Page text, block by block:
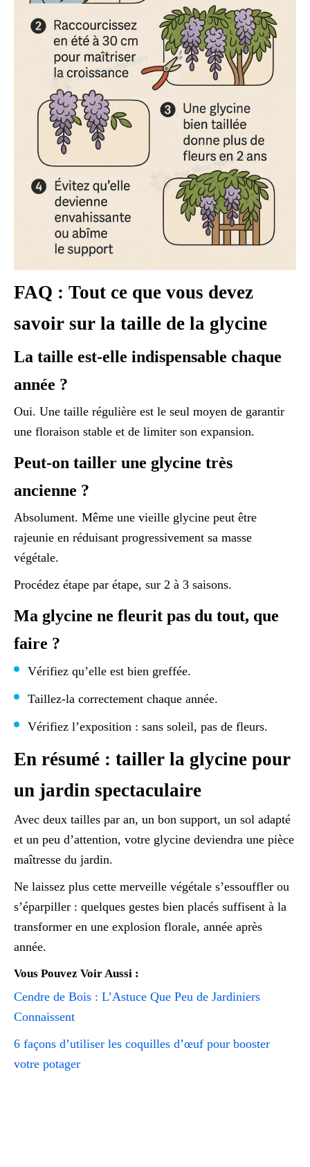
FAQ : Tout ce que vous devez
savoir sur la taille de la glycine
La taille est-elle indispensable chaque
année ?
Oui. Une taille régulière est le seul moyen de garantir
une floraison stable et de limiter son expansion.
Peut-on tailler une glycine très
ancienne ?
Absolument. Même une vieille glycine peut être
rajeunie en réduisant progressivement sa masse
végétale.
Procédez étape par étape, sur 2 à 3 saisons.
Ma glycine ne fleurit pas du tout, que
faire ?
Vérifiez qu’elle est bien greffée.
Taillez-la correctement chaque année.
Vérifiez l’exposition : sans soleil, pas de fleurs.
En résumé : tailler la glycine pour
un jardin spectaculaire
Avec deux tailles par an, un bon support, un sol adapté
et un peu d’attention, votre glycine deviendra une pièce
maîtresse du jardin.
Ne laissez plus cette merveille végétale s’essouffler ou
s’éparpiller : quelques gestes bien placés suffisent à la
transformer en une explosion florale, année après
année.
Vous Pouvez Voir Aussi :
Cendre de Bois : L’Astuce Que Peu de Jardiniers
Connaissent
6 façons d’utiliser les coquilles d’œuf pour booster
votre potager